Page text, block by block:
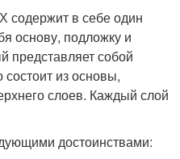
содержит в себе один
основу, подложку и
представляет собой
из основы,
слоев. Каждый слой
достоинствами: